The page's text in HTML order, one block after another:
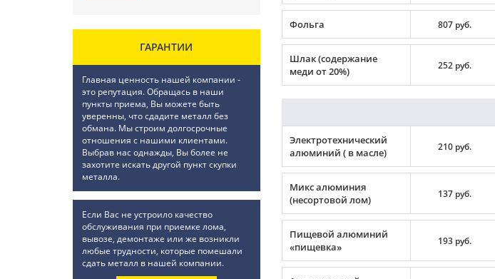
Фольга 807 руб.
Шлак (содержание
меди от 20%)
252 руб.
Электротехнический
алюминий ( в масле)
210 руб.
Микс алюминия
(несортовой лом)
137 руб.
Пищевой алюминий
«пищевка»
193 руб.
ГАРАНТИИ
Главная ценность нашей компании -
это репутация. Обращась в наши
пункты приема, Вы можете быть
уверенны, что сдадите металл без
обмана. Мы строим долгосрочные
отношения с нашими клиентами.
Выбрав нас однажды, Вы более не
захотите искать другой пункт скупки
металла.
Если Вас не устроило качество
обслуживания при приемке лома,
вывозе, демонтаже или же возникли
любые трудности, которые помешали
сдать металл в нашей компании.